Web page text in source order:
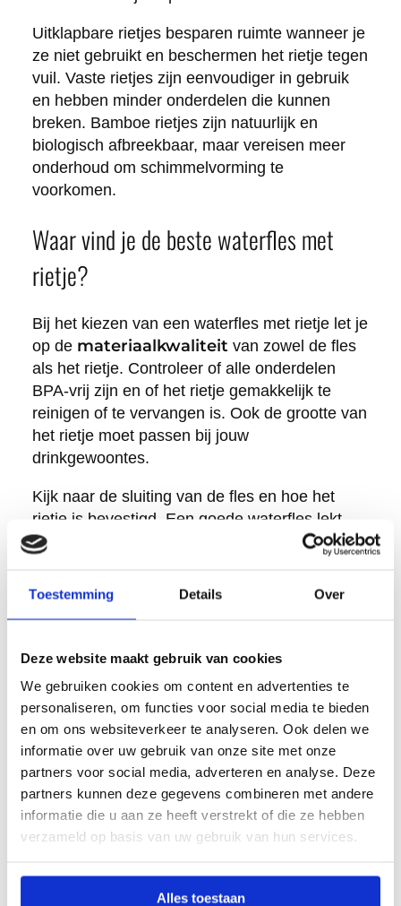
Toestemming Details Over
Deze website maakt gebruik van cookies
We gebruiken cookies om content en advertenties te
personaliseren, om functies voor social media te bieden
en om ons websiteverkeer te analyseren. Ook delen we
informatie over uw gebruik van onze site met onze
partners voor social media, adverteren en analyse. Deze
partners kunnen deze gegevens combineren met andere
informatie die u aan ze heeft verstrekt of die ze hebben
verzameld op basis van uw gebruik van hun services.
Alles toestaan
Uitklapbare rietjes besparen ruimte wanneer je
ze niet gebruikt en beschermen het rietje tegen
vuil. Vaste rietjes zijn eenvoudiger in gebruik
en hebben minder onderdelen die kunnen
breken. Bamboe rietjes zijn natuurlijk en
biologisch afbreekbaar, maar vereisen meer
onderhoud om schimmelvorming te
voorkomen.
Waar vind je de beste waterfles met
rietje?
Bij het kiezen van een waterfles met rietje let je
op de materiaalkwaliteit van zowel de fles
als het rietje. Controleer of alle onderdelen
BPA-vrij zijn en of het rietje gemakkelijk te
reinigen of te vervangen is. Ook de grootte van
het rietje moet passen bij jouw
drinkgewoontes.
Kijk naar de sluiting van de fles en hoe het
rietje is bevestigd. Een goede waterfles lekt
niet en het rietje blijft stevig op zijn plaats
fles met één hand kunt openen en sluiten.
Wij bieden bij Retulp verschillende
hoge kwaliteitseisen. Onze flessen zijn
gemaakt van duurzame materialen en
ontworpen voor dagelijks gebruik. Heeft u
vragen over welke fles het beste aansluit bij uw
situatie? Vraag dan eenprijslijst aanvoor een
zakelijk overzicht van ons aanbod.
Ben je op zoek naar waterflessen met rietje
voor je bedrijf, team of als relatiegeschenk? Bij